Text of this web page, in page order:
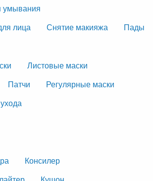
умывания
лица
Снятие макияжа
Пады
Листовые маски
Патчи
Регулярные маски
Консилер